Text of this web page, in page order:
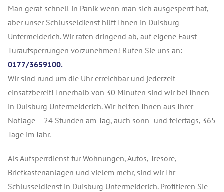
Man gerät schnell in Panik wenn man sich ausgesperrt hat,
aber unser Schlüsseldienst hilft Ihnen in Duisburg
Untermeiderich. Wir raten dringend ab, auf eigene Faust
Türaufsperrungen vorzunehmen! Rufen Sie uns an:
0177/3659100.
Wir sind rund um die Uhr erreichbar und jederzeit
einsatzbereit! Innerhalb von 30 Minuten sind wir bei Ihnen
in Duisburg Untermeiderich. Wir helfen Ihnen aus Ihrer
Notlage – 24 Stunden am Tag, auch sonn- und feiertags, 365
Tage im Jahr.
Als Aufsperrdienst für Wohnungen, Autos, Tresore,
Briefkastenanlagen und vielem mehr, sind wir Ihr
Schlüsseldienst in Duisburg Untermeiderich. Profitieren Sie